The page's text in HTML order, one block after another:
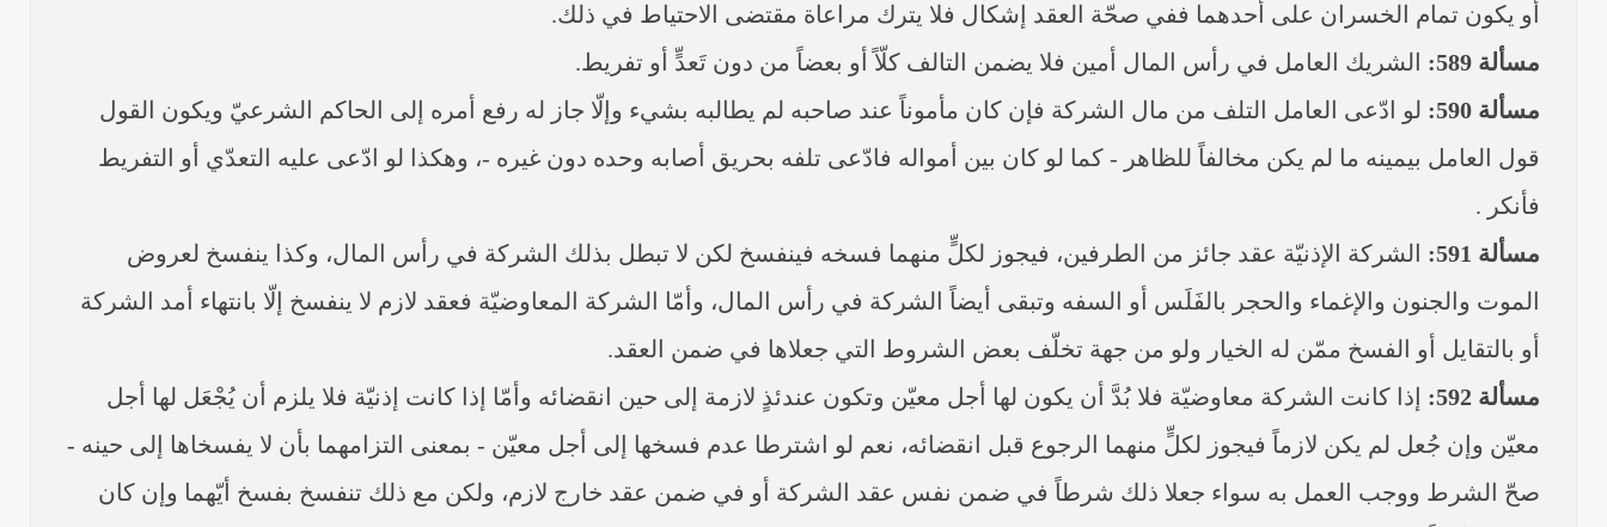
أو يكون تمام الخسران على أحدهما ففي صحّة العقد إشكال فلا يترك مراعاة مقتضى الاحتياط في ذلك.
مسألة 589:
الشريك العامل في رأس المال أمين فلا يضمن التالف كلّاً أو بعضاً من دون تَعدٍّ أو تفريط.
مسألة 590:
لو ادّعى العامل التلف من مال الشركة فإن كان مأموناً عند صاحبه لم يطالبه بشيء وإلّا جاز له رفع أمره إلى الحاكم الشرعيّ ويكون القول
قول العامل بيمينه ما لم يكن مخالفاً للظاهر - كما لو كان بين أمواله فادّعى تلفه بحريق أصابه وحده دون غيره -، وهكذا لو ادّعى عليه التعدّي أو التفريط
فأنكر .
مسألة 591:
الشركة الإذنيّة عقد جائز من الطرفين، فيجوز لكلٍّ منهما فسخه فينفسخ لكن لا تبطل بذلك الشركة في رأس المال، وكذا ينفسخ لعروض
الموت والجنون والإغماء والحجر بالفَلَس أو السفه وتبقى أيضاً الشركة في رأس المال، وأمّا الشركة المعاوضيّة فعقد لازم لا ينفسخ إلّا بانتهاء أمد الشركة
أو بالتقايل أو الفسخ ممّن له الخيار ولو من جهة تخلّف بعض الشروط التي جعلاها في ضمن العقد.
مسألة 592:
إذا كانت الشركة معاوضيّة فلا بُدَّ أن يكون لها أجل معيّن وتكون عندئذٍ لازمة إلى حين انقضائه وأمّا إذا كانت إذنيّة فلا يلزم أن يُجْعَل لها أجل
معيّن وإن جُعل لم يكن لازماً فيجوز لكلٍّ منهما الرجوع قبل انقضائه، نعم لو اشترطا عدم فسخها إلى أجل معيّن - بمعنى التزامهما بأن لا يفسخاها إلى حينه -
صحّ الشرط ووجب العمل به سواء جعلا ذلك شرطاً في ضمن نفس عقد الشركة أو في ضمن عقد خارج لازم، ولكن مع ذلك تنفسخ بفسخ أيّهما وإن كان